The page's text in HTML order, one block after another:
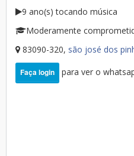
9 ano(s) tocando música
Moderamente
83090-320, são josé dos
Faça login para ver o